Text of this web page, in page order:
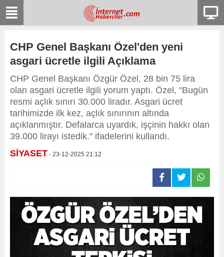
CHP Genel Başkanı Özel'den yeni
asgari ücretle ilgili Açıklama
CHP Genel Başkanı Özgür Özel, 28 bin 75 lira
olan asgari ücretle ilgili yorum yaptı. Özel, "Bugün
resmi açlık sınırı 30.000 liradır. Asgari ücret
tarihimizde ilk kez, açlık sınırının altında
açıklanmıştır. Defalarca uyardık, işçinin hakkı olan
39.000 lirayı istedik." ifadelerini kullandı.
SİYASET - 23-12-2025 21:12